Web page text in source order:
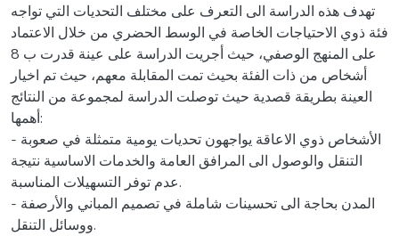
تهدف هذه الدراسة الى التعرف على مختلف التحديات التي تواجه
فئة ذوي الاحتياجات الخاصة في الوسط الحضري من خلال الاعتماد
على المنهج الوصفي، حيث أجريت الدراسة على عينة قدرت ب 8
أشخاص من ذات الفئة بحيث تمت المقابلة معهم، حيث تم اخيار
العينة بطريقة قصدية حيث توصلت الدراسة لمجموعة من النتائج
أهمها:
- الأشخاص ذوي الاعاقة يواجهون تحديات يومية متمثلة في صعوبة
التنقل والوصول الى المرافق العامة والخدمات الاساسية نتيجة
عدم توفر التسهيلات المناسبة.
- المدن بحاجة الى تحسينات شاملة في تصميم المباني والأرصفة
ووسائل التنقل.